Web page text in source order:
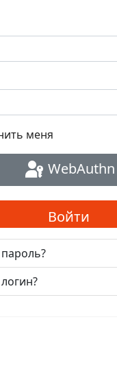
меня
WebAuthn
Войти